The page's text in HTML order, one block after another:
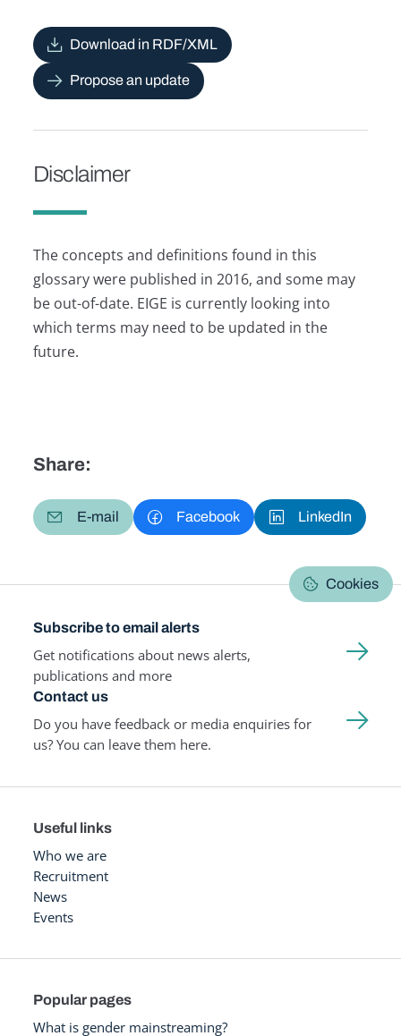
Download in RDF/XML
Propose an update
Disclaimer
The concepts and definitions found in this
glossary were published in 2016, and some may
be out-of-date. EIGE is currently looking into
which terms may need to be updated in the
future.
Share:
E-mail Facebook LinkedIn
Cookies
Subscribe to email alerts
Get notifications about news alerts,
publications and more
Contact us
Do you have feedback or media enquiries for
us? You can leave them here.
Useful links
Who we are
Recruitment
News
Events
Popular pages
What is gender mainstreaming?